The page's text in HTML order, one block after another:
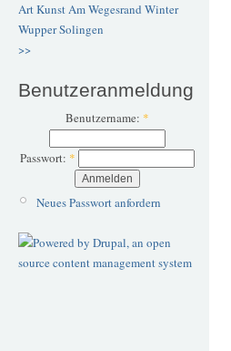
ArtKunstAm Wegesrand Winter
WupperSolingen
>>
Benutzeranmeldung
Benutzername: *
Passwort: *
Neues Passwort anfordern